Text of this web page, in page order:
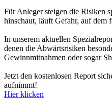
Für Anleger steigen die Risiken
hinschaut, läuft Gefahr, auf dem
In unserem aktuellen
denen die Abwärtsrisiken
Gewinnmitnahmen oder sogar
Jetzt den kostenlosen Report
aufnimmt!
Hier klicken